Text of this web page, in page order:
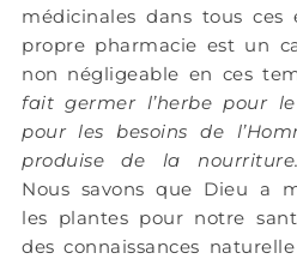
médicinales dans tous
propre pharmacie est un
non négligeable en ces
fait germer l’herbe pour
pour les besoins de
produise de la nourriture.
Nous savons que Dieu a
les plantes pour notre
des connaissances